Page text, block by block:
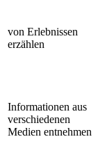
von Erlebnissen
erzählen
Informationen aus
verschiedenen
Medien entnehmen